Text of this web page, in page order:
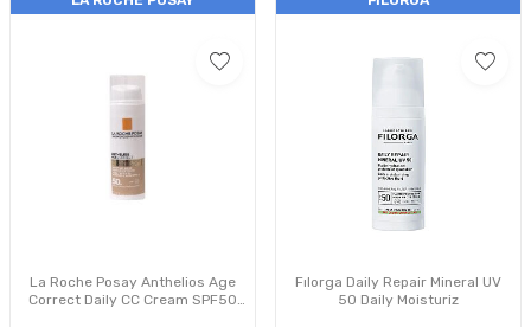
La Roche Posay Anthelios Age
Correct Daily CC Cream SPF50
Fılorga Daily Repair Mineral UV
50 Daily Moisturiz